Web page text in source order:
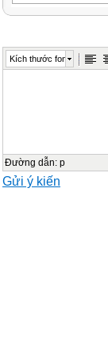
KHỞI ĐỘNG
NỘI DUNG BÀI
I. TÌM HIỂU
Kích thước font
Đường dẫn: p
Gửi ý kiến